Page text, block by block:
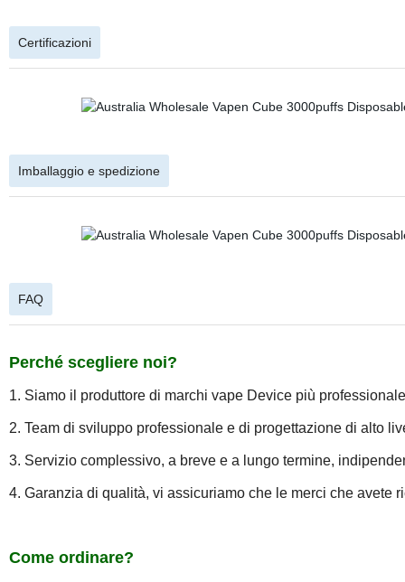
Certificazioni
Imballaggio e spedizione
FAQ
Perché scegliere noi?
1. Siamo il produttore di marchi vape Device più
2. Team di sviluppo professionale e di progettazione di alto
3. Servizio complessivo, a breve e a lungo termine,
4. Garanzia di qualità, vi assicuriamo che le merci che avete
Come ordinare?